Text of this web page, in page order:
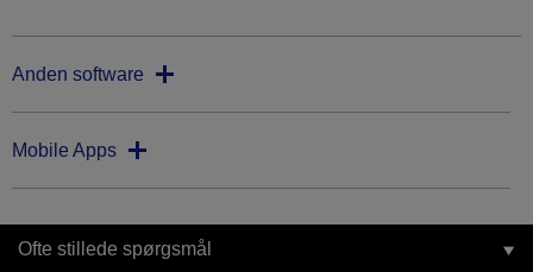
Anden software
Mobile Apps
Ofte stillede spørgsmål